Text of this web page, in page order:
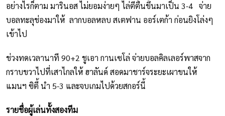
อย่างไรก็ตาม มารินอส ไม่ยอมง่ายๆ ไล่ตีตื้นขึ้นมาเป็น 3-4 จ่าย
บอลทะลุช่องมาให้ ลากบอลหลบ สเตฟาน ออร์เตก้า ก่อนยิงโล่งๆ
เข้าไป
ช่วงทดเวลานาที 90+2 ชูเอา กานเซโล่ จ่ายบอลคิลเลอร์พาสจาก
กราบขวาไปที่เสาไกลให้ ฮาลันด์ สอดมาชาร์จระยะเผาขนให้
แมนฯ ซิตี้ นำ 5-3 และจบเกมไปด้วยสกอร์นี้
รายชื่อผู้เล่นทั้งสองทีม